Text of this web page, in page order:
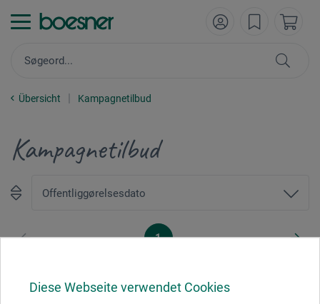
Diese Webseite verwendet Cookies
Übersicht Kampagnetilbud
Kampagnetilbud
1